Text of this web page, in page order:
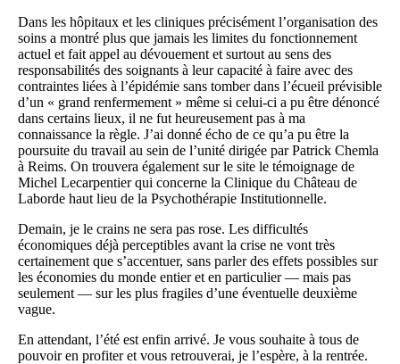
Dans les hôpitaux et les cliniques précisément l’organisation des
soins a montré plus que jamais les limites du fonctionnement
actuel et fait appel au dévouement et surtout au sens des
responsabilités des soignants à leur capacité à faire avec des
contraintes liées à l’épidémie sans tomber dans l’écueil prévisible
d’un « grand renfermement » même si celui-ci a pu être dénoncé
dans certains lieux, il ne fut heureusement pas à ma
connaissance la règle. J’ai donné écho de ce qu’a pu être la
poursuite du travail au sein de l’unité dirigée par Patrick Chemla
à Reims. On trouvera également sur le site le témoignage de
Michel Lecarpentier qui concerne la Clinique du Château de
Laborde haut lieu de la Psychothérapie Institutionnelle.
Demain, je le crains ne sera pas rose. Les difficultés
économiques déjà perceptibles avant la crise ne vont très
certainement que s’accentuer, sans parler des effets possibles sur
les économies du monde entier et en particulier — mais pas
seulement — sur les plus fragiles d’une éventuelle deuxième
vague.
En attendant, l’été est enfin arrivé. Je vous souhaite à tous de
pouvoir en profiter et vous retrouverai, je l’espère, à la rentrée.